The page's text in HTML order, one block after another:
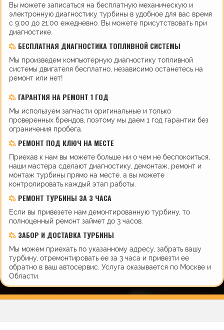
Вы можете записаться на бесплатную механическую и
электронную диагностику турбины в удобное для вас время
с 9:00 до 21:00 ежедневно. Вы можете присутствовать при
диагностике.
БЕСПЛАТНАЯ ДИАГНОСТИКА ТОПЛИВНОЙ СИСТЕМЫ
Мы произведем компьютерную диагностику топливной
системы двигателя бесплатно, независимо останетесь на
ремонт или нет!
ГАРАНТИЯ НА РЕМОНТ 1 ГОД
Мы используем запчасти оригинальные и только
проверенных брендов, поэтому мы даем 1 год гарантии без
ограничения пробега.
РЕМОНТ ПОД КЛЮЧ НА МЕСТЕ
Приехав к нам вы можете больше ни о чем не беспокоиться,
наши мастера сделают диагностику, демонтаж, ремонт и
монтаж турбины прямо на месте, а вы можете
контролировать каждый этап работы.
РЕМОНТ ТУРБИНЫ ЗА 3 ЧАСА
Если вы привезете нам демонтированную турбину, то
полноценный ремонт займет до 3 часов.
ЗАБОР И ДОСТАВКА ТУРБИНЫ
Мы можем приехать по указанному адресу, забрать вашу
турбину, отремонтировать ее за 3 часа и привезти ее
обратно в ваш автосервис. Услуга оказывается по Москве и
Области.